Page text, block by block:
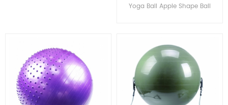
Yoga Ball Apple Shape Ball